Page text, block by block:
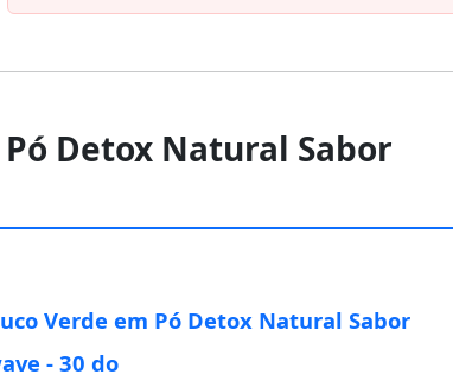
Detox Natural Sabor
Verde em Pó Detox Natural Sabor
- 30 do